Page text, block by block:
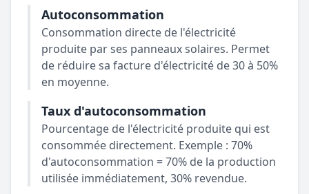
Autoconsommation
Consommation directe de l'électricité
produite par ses panneaux solaires. Permet
de réduire sa facture d'électricité de 30 à 50%
en moyenne.
Taux d'autoconsommation
Pourcentage de l'électricité produite qui est
consommée directement. Exemple : 70%
d'autoconsommation = 70% de la production
utilisée immédiatement, 30% revendue.